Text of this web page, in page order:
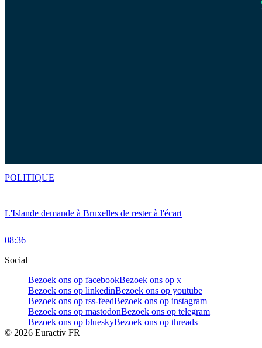
L'Islande demande à Bruxelles de rester à l'écart
08:36
POLITIQUE
Social
Bezoek ons op facebookBezoek ons op x
Bezoek ons op linkedinBezoek ons op youtube
Bezoek ons op rss-feedBezoek ons op instagram
Bezoek ons op mastodonBezoek ons op telegram
Bezoek ons op blueskyBezoek ons op threads
© 2026 Euractiv FR